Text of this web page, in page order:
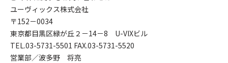
ユーヴィックス株式会社
〒152－0034
東京都目黒区緑が丘２－14－8 U-VIXビル
TEL.03-5731-5501 FAX.03-5731-5520
営業部／波多野 将亮